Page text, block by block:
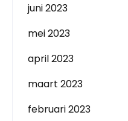
juni 2023
mei 2023
april 2023
maart 2023
februari 2023